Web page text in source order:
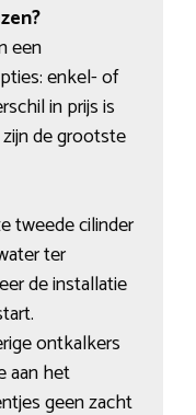
een
enkel- of
in prijs is
de grootste
tweede cilinder
ter
de installatie
ontkalkers
aan het
geen zacht